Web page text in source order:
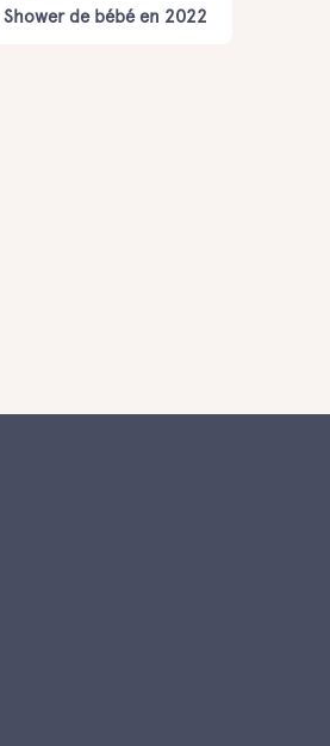
Shower de bébé en 2022